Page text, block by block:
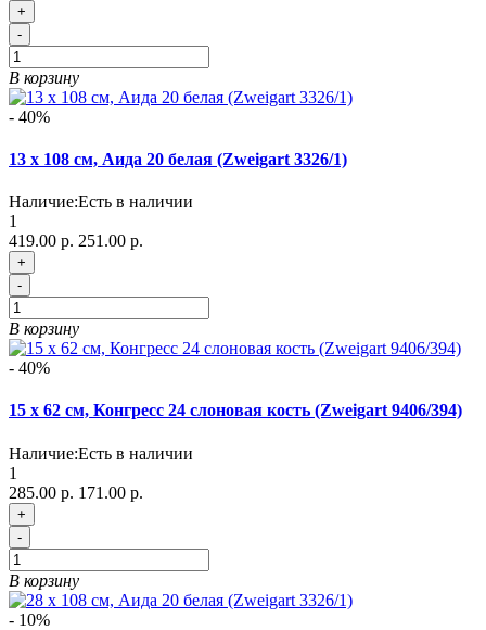
+
-
В корзину
- 40%
13 х 108 см, Аида 20 белая (Zweigart 3326/1)
Наличие:Есть в наличии
1
419.00 р. 251.00 р.
+
-
В корзину
- 40%
15 х 62 см, Конгресс 24 слоновая кость (Zweigart 9406/394)
Наличие:Есть в наличии
1
285.00 р. 171.00 р.
+
-
В корзину
- 10%